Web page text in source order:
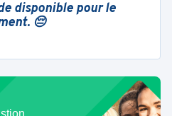
disponible pour le
😔